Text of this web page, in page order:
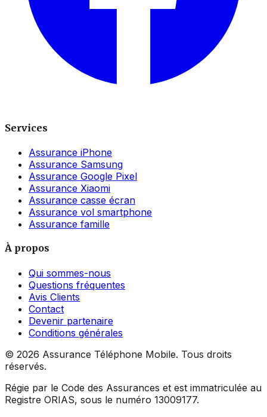
Services
Assurance iPhone
Assurance Samsung
Assurance Google Pixel
Assurance Xiaomi
Assurance casse écran
Assurance vol smartphone
Assurance famille
À propos
Qui sommes-nous
Questions fréquentes
Avis Clients
Contact
Devenir partenaire
Conditions générales
© 2026 Assurance Téléphone Mobile. Tous droits
réservés.
Régie par le Code des Assurances et est immatriculée au
Registre ORIAS, sous le numéro 13009177.